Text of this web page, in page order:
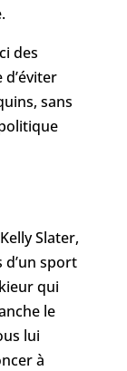
des
sans
Slater,
d’un sport
qui
le
lui
à